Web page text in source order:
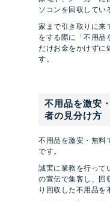
ソコンを回収してい
家まで引き取りに来
をする際に「不用品
だけお金をかけずに
す。
不用品を激安
者の見分け方
不用品を激安・無料
です。
誠実に業務を行って
の宣伝で集客し、回
り回収した不用品を